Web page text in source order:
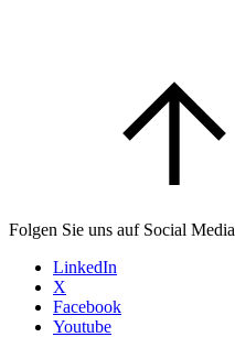
Folgen Sie uns auf Social Media
LinkedIn
X
Facebook
Youtube